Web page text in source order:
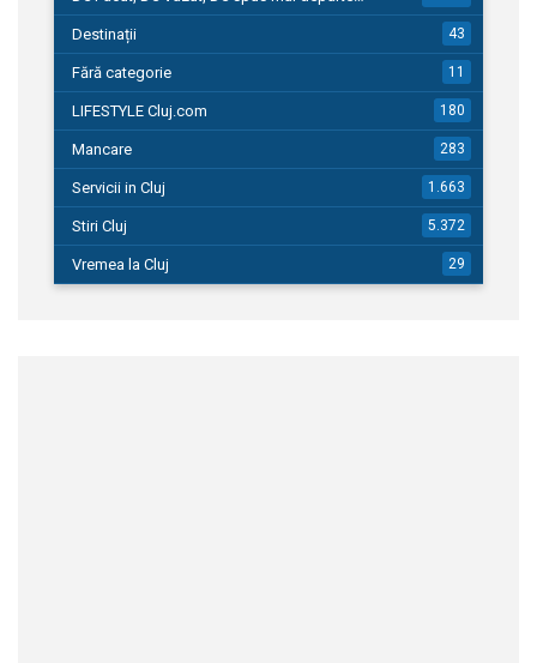
Destinații 43
Fără categorie 11
LIFESTYLE Cluj.com 180
Mancare 283
Servicii in Cluj 1.663
Stiri Cluj 5.372
Vremea la Cluj 29